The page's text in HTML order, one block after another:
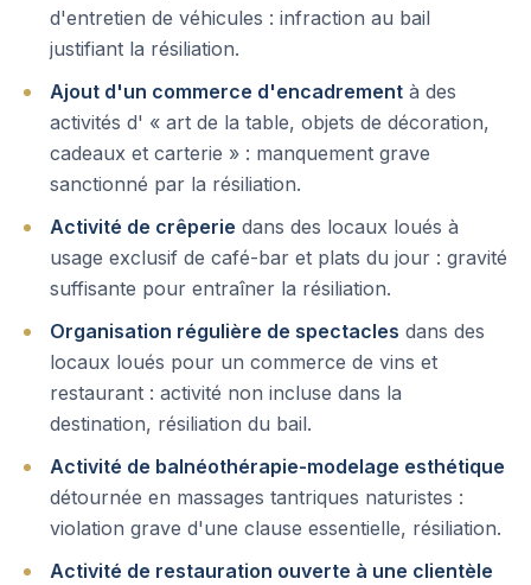
d'entretien de véhicules : infraction au bail
justifiant la résiliation.
Ajout d'un commerce d'encadrement à des
activités d' « art de la table, objets de décoration,
cadeaux et carterie » : manquement grave
sanctionné par la résiliation.
Activité de crêperie dans des locaux loués à
usage exclusif de café-bar et plats du jour : gravité
suffisante pour entraîner la résiliation.
Organisation régulière de spectacles dans des
locaux loués pour un commerce de vins et
restaurant : activité non incluse dans la
destination, résiliation du bail.
Activité de balnéothérapie-modelage esthétique
détournée en massages tantriques naturistes :
violation grave d'une clause essentielle, résiliation.
Activité de restauration ouverte à une clientèle